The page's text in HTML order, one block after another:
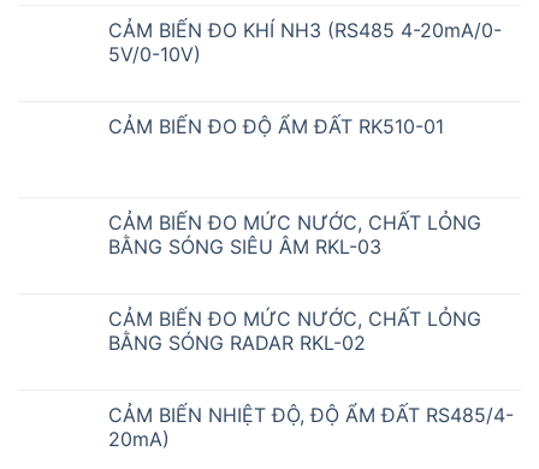
CẢM BIẾN ĐO KHÍ NH3 (RS485 4-20mA/0-
5V/0-10V)
CẢM BIẾN ĐO ĐỘ ẨM ĐẤT RK510-01
CẢM BIẾN ĐO MỨC NƯỚC, CHẤT LỎNG
BẰNG SÓNG SIÊU ÂM RKL-03
CẢM BIẾN ĐO MỨC NƯỚC, CHẤT LỎNG
BẰNG SÓNG RADAR RKL-02
CẢM BIẾN NHIỆT ĐỘ, ĐỘ ẨM ĐẤT RS485/4-
20mA)